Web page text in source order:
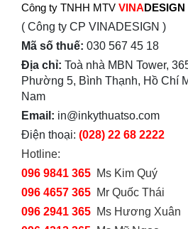
Công ty TNHH MTV VINADESIGN
( Công ty CP VINADESIGN )
Mã số thuế: 030 567 45 18
Địa chỉ: Toà nhà MBN Tower,
Phường 5, Bình Thạnh, Hồ Chí
Nam
Email: in@inkythuatso.com
Điện thoại: (028) 22 68 2222
Hotline:
096 9841 365 Ms Kim Quý
096 4657 365 Mr Quốc Thái
096 2941 365 Ms Hương Xuân